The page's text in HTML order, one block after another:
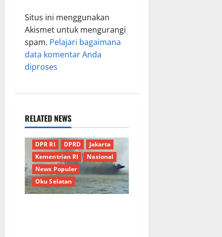
Situs ini menggunakan
Akismet untuk mengurangi
spam. Pelajari bagaimana
data komentar Anda
diproses
RELATED NEWS
DPR RI
DPRD
Jakarta
Kementrian RI
Nasional
News Populer
Oku Selatan